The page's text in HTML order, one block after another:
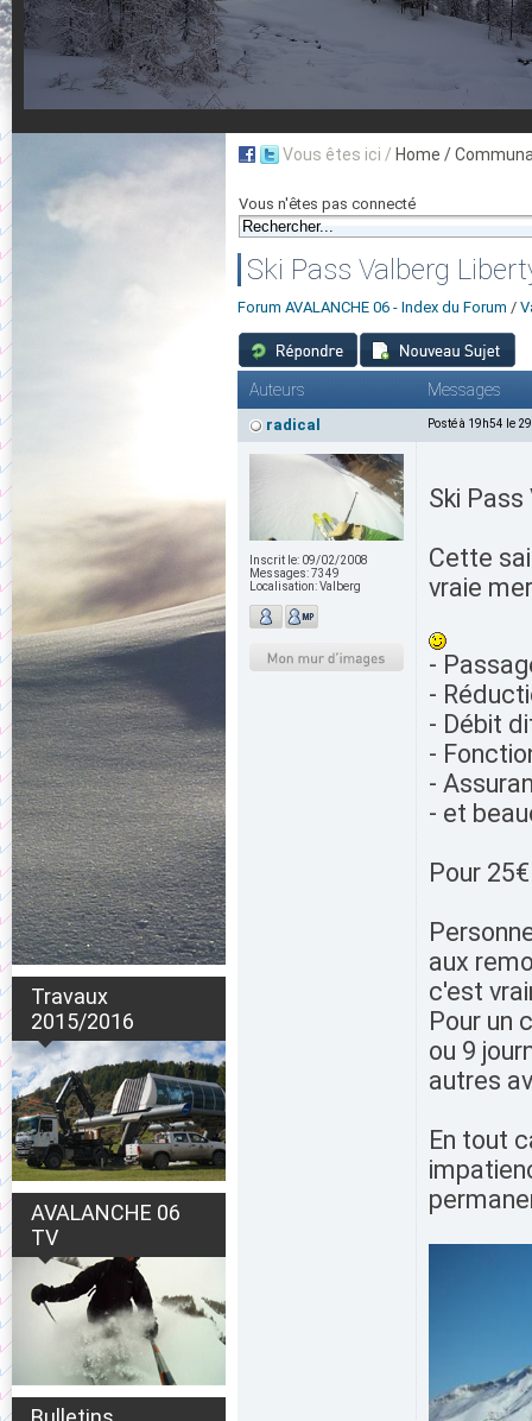
Travaux
2015/2016
AVALANCHE 06
TV
Vous êtes ici / Home /
Vous n'êtes pas connecté
Ski Pass Valberg
Forum AVALANCHE 06 - Index du Forum /
Auteurs Messages
radical Posté à 19h54 le
Inscrit le: 09/02/2008
Messages:7349
Localisation:Valberg
Ski
Cette
vraie
-
-
- Débit
-
-
- et
Pour
aux
c'est
Pour un
ou 9
autres
En tout